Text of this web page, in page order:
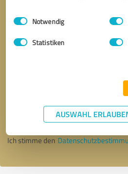
Impressum
Einwilligungsauswahl
Notwendig
Statistiken
AUSWAHLNachricht
Ich stimme den